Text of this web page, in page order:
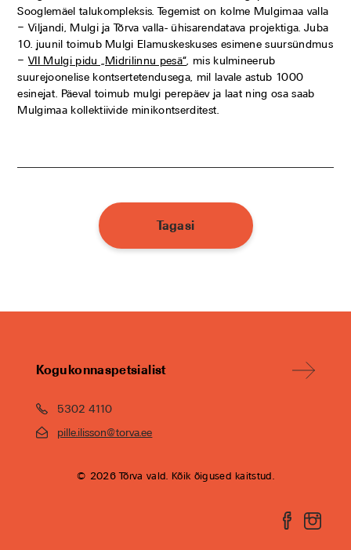
Sooglemäel talukompleksis. Tegemist on kolme Mulgimaa valla
– Viljandi, Mulgi ja Tõrva valla- ühisarendatava projektiga. Juba
10. juunil toimub Mulgi Elamuskeskuses esimene suursündmus
–VII Mulgi pidu „Midrilinnu pesä“ , mis kulmineerub
suurejoonelise kontsertetendusega, mil lavale astub 1000
esinejat. Päeval toimub mulgi perepäev ja laat ning osa saab
Mulgimaa kollektiivide minikontserditest.
Tagasi
Kogukonnaspetsialist
5302 4110
pille.ilisson@torva.ee
© 2026 Tõrva vald. Kõik õigused kaitstud.